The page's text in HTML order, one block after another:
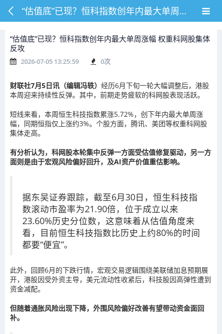
“估值底”已现？恒科指数创年内最大单周涨幅 权重科网股集体反攻
“估值底”已现？恒科指数创年内最大单周涨幅 权重科网股集体
反攻
2026-07-05 13:25:59 0次
财联社7月5日讯（编辑冯轶） 经历6月下旬一轮大幅调整后，港股
本周迎来持续性反弹。其中，前期走势疲软的科网股表现活跃。
短线来看，本周恒生科技指数累涨5.72%，创下年内最大单周涨
幅，同期恒指仅上涨约3%。个股方面，腾讯、美团等权重科网股
集体走高。
有分析认为，科网股本轮集中反弹一方面受估值修复驱动，另一方
面则是由于宏观风险偏好回升，及AI资产价值重估影响。
据东吴证券跟踪，截至6月30日，恒生科技指
数滚动市盈率为21.90倍，位于成立以来
23.60%历史分位数，这意味着从估值角度来
看，目前恒生科技指数比历史上约80%的时间
都要“便宜”。
此外，回顾6月的下跌行情，宏观交易逻辑围绕美联储加息预期展
开，港股因受外资主导，美元流动性收紧后，科技股因高弹性遭到
资金减配。
但随着通胀风险出现下降，外围风险偏好改善有望带动资金面回
补。